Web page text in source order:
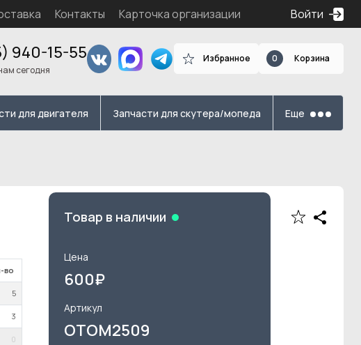
Контакты Карточка организации Войти
940-15-55
сегодня
Избранное 0 Корзина
для двигателя Запчасти для скутера/мопеда Еще
во
5
3
0
Товар в наличии
Цена
600₽
Артикул
OTOM2509